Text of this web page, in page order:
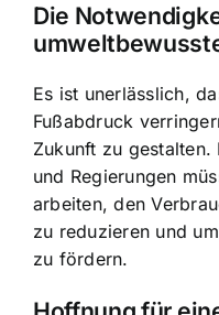
Die
Es ist unerlässlich,
Fußabdruck
Zukunft zu gestalten.
und Regierungen
arbeiten, den
zu reduzieren und
zu fördern.